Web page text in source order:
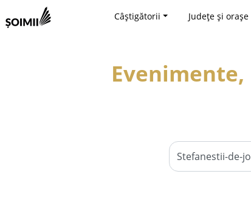
Câștigătorii Județe și orașe
Evenimente,